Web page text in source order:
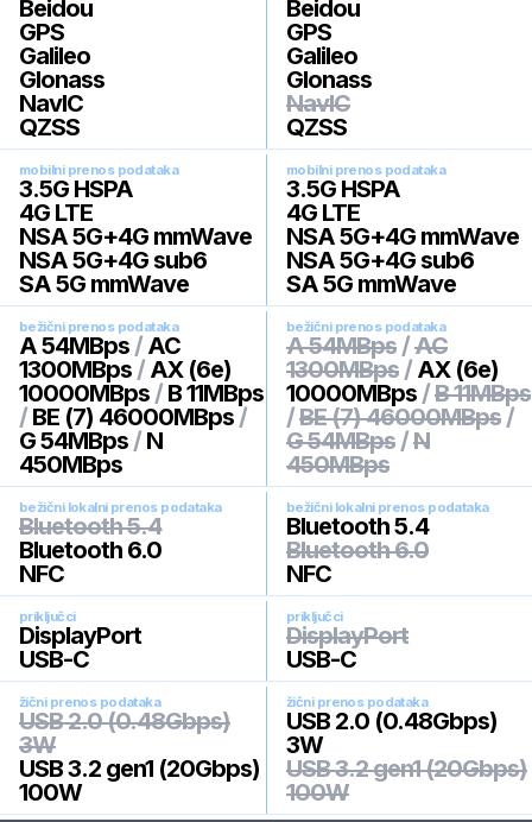
Beidou
GPS
Galileo
Glonass
NavIC
QZSS
Beidou
GPS
Galileo
Glonass
NavIC
QZSS
mobilni prenos podataka
3.5G HSPA
4G LTE
NSA 5G+4G mmWave
NSA 5G+4G sub6
SA 5G mmWave
mobilni prenos podataka
3.5G HSPA
4G LTE
NSA 5G+4G mmWave
NSA 5G+4G sub6
SA 5G mmWave
bežični prenos podataka
A 54MBps / AC
1300MBps / AX (6e)
10000MBps / B 11MBps
/ BE (7) 46000MBps /
G 54MBps / N
450MBps
bežični prenos podataka
A 54MBps /AC
1300MBps / AX (6e)
10000MBps /B 11MBps
/BE (7) 46000MBps /
G 54MBps /N
450MBps
bežični lokalni prenos podataka
Bluetooth 5.4
Bluetooth 6.0
NFC
bežični lokalni prenos podataka
Bluetooth 5.4
Bluetooth 6.0
NFC
priključci
DisplayPort
USB-C
priključci
DisplayPort
USB-C
žični prenos podataka
USB 2.0 (0.48Gbps)
3W
USB 3.2 gen1 (20Gbps)
100W
žični prenos podataka
USB 2.0 (0.48Gbps)
3W
USB 3.2 gen1 (20Gbps)
100W